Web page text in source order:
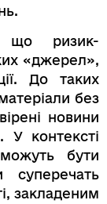
що ризик-
«джерел»,
До таких
без
новини
У контексті
бути
суперечать
закладеним